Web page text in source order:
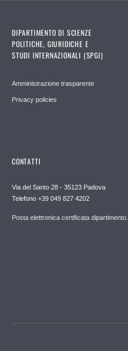
DIPARTIMENTO DI SCIENZE
POLITICHE, GIURIDICHE E
STUDI INTERNAZIONALI (SPGI)
Amministrazione trasparente
Privacy policies
CONTATTI
Via del Santo 28 - 35123 Padova
Telefono +39 049 827 4202
Posta elettronica certificata